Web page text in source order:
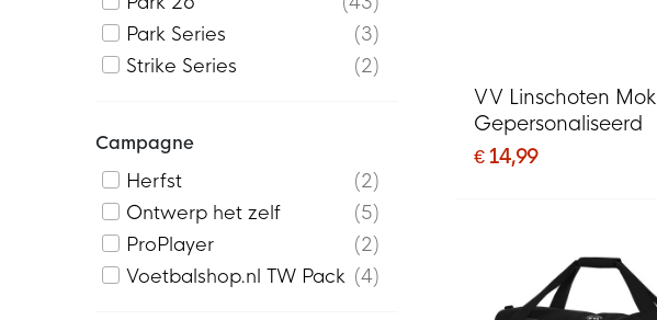
VV Linschoten Mok
Gepersonaliseerd
€ 14,99
Park Series
3
Strike Series
2
Campagne
Herfst
2
Ontwerp het zelf
5
ProPlayer
2
Voetbalshop.nl TW Pack
4